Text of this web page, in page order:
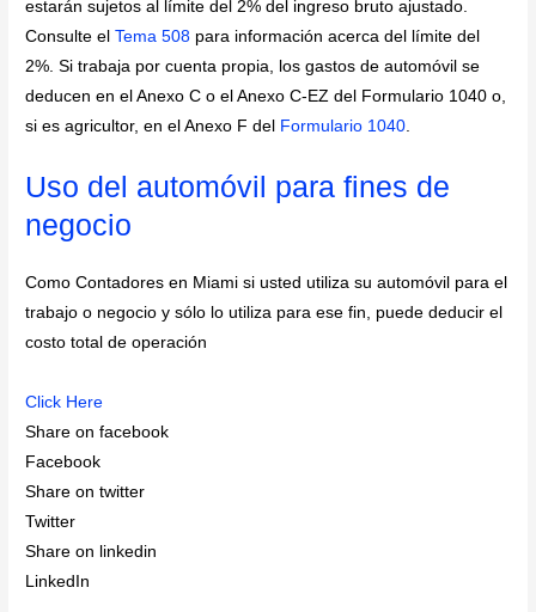
estarán sujetos al límite del 2% del ingreso bruto ajustado.
Consulte elTema 508 para información acerca del límite del
2%. Si trabaja por cuenta propia, los gastos de automóvil se
deducen en el Anexo C o el Anexo C-EZ del Formulario 1040 o,
si es agricultor, en el Anexo F del Formulario 1040
Uso del automóvil para fines de
negocio
Como Contadores en Miami si usted utiliza su automóvil para el
trabajo o negocio y sólo lo utiliza para ese fin, puede deducir el
costo total de operación
Click Here
Share on facebook
Facebook
Share on twitter
Twitter
Share on linkedin
LinkedIn